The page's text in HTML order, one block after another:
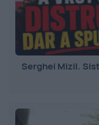
Serghei Mizil.